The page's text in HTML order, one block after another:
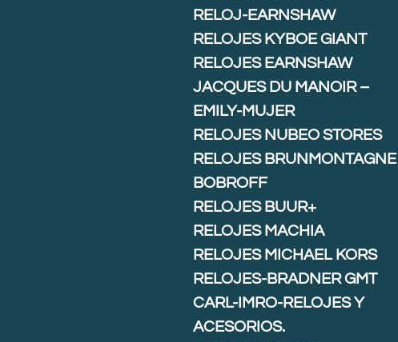
RELOJ-EARNSHAW
RELOJES KYBOE GIANT
RELOJES EARNSHAW
JACQUES DU MANOIR –
EMILY-MUJER
RELOJES NUBEO STORES
RELOJES BRUNMONTAGNE
BOBROFF
RELOJES BUUR+
RELOJES MACHIA
RELOJES MICHAEL KORS
RELOJES-BRADNER GMT
CARL-IMRO-RELOJES Y
ACESORIOS.